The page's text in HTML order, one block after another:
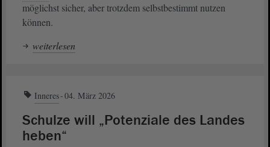
möglichst sicher, aber trotzdem selbstbestimmt nutzen
können.
weiterlesen
Inneres 04. März 2026
Schulze will „Potenziale des Landes
heben“